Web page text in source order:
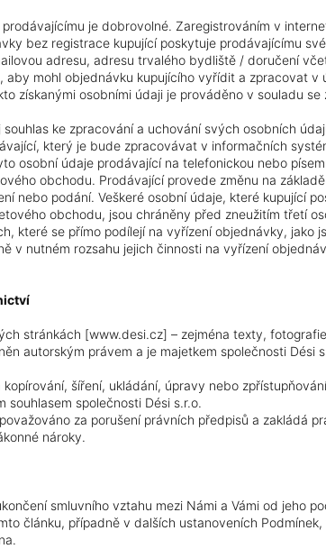
je dobrovolné. Zaregistrováním v
bez registrace kupující poskytuje prodávajícímu
adresu, adresu trvalého bydliště / doručení
mohl objednávku kupujícího vyřídit a zpracovat v
získanými osobními údaji je prováděno v souladu se
ke zpracování a uchování svých osobních
který je bude zpracovávat v informačních
osobní údaje prodávající na telefonickou nebo
obchodu. Prodávající provede změnu na
nebo podání. Veškeré osobní údaje, které kupující
obchodu, jsou chráněny před zneužitím třetí
které se přímo podílejí na vyřízení objednávky, jako
v nutném rozsahu jejich činnosti na vyřízení
stránkách [www.desi.cz] – zejména texty,
autorským právem a je majetkem společnosti Dési
šíření, ukládání, úpravy nebo
souhlasem společnosti Dési s.r.o.
za porušení právních předpisů a zakládá
nároky.
smluvního vztahu mezi Námi a Vámi od jeho
článku, případně v dalších ustanoveních